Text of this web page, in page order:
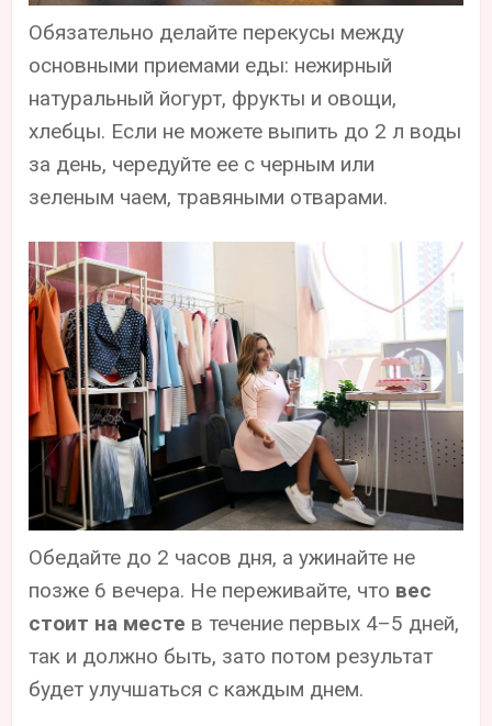
Обязательно делайте перекусы между
основными приемами еды: нежирный
натуральный йогурт, фрукты и овощи,
хлебцы. Если не можете выпить до 2 л воды
за день, чередуйте ее с черным или
зеленым чаем, травяными отварами.
Обедайте до 2 часов дня, а ужинайте не
позже 6 вечера. Не переживайте, что вес
стоит на месте в течение первых 4–5 дней,
так и должно быть, зато потом результат
будет улучшаться с каждым днем.